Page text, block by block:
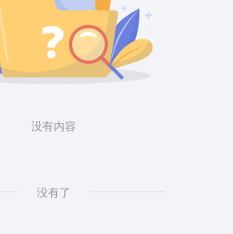
没有内容
没有了